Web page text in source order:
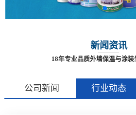
新闻资讯
18年专业品质外墙保温与涂装
公司新闻 行业动态